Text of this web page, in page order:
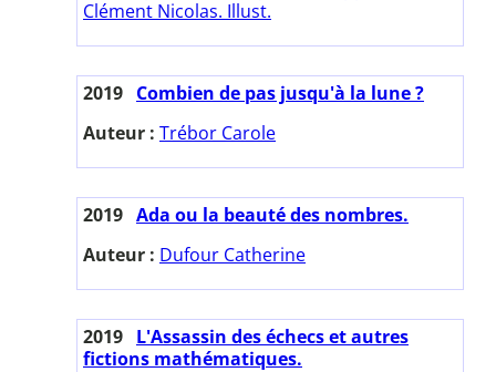
Clément Nicolas. Illust.
2019 Combien de pas jusqu'à la lune ?
Auteur : Trébor Carole
2019 Ada ou la beauté des nombres.
Auteur : Dufour Catherine
2019 L'Assassin des échecs et autres
fictions mathématiques.